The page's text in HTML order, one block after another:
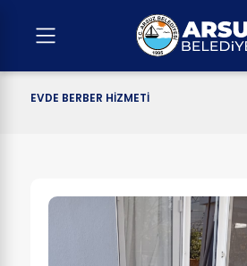
EVDE BERBER HİZMETİ